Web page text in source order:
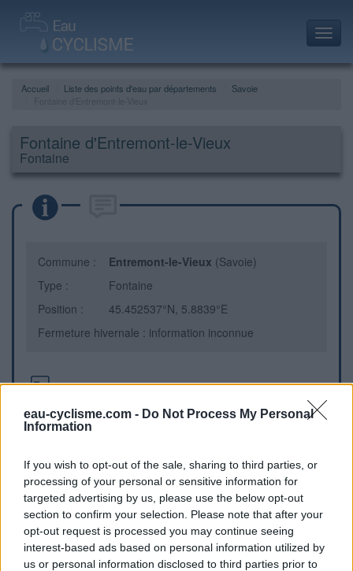
eau-cyclisme.com - Do Not Process My Personal
Information
If you wish to opt-out of the sale, sharing to third parties, or
processing of your personal or sensitive information for
targeted advertising by us, please use the below opt-out
section to confirm your selection. Please note that after your
opt-out request is processed you may continue seeing
interest-based ads based on personal information utilized by
us or personal information disclosed to third parties prior to
Accueil Liste des points d'eau par départements
Savoie
Fontaine d'Entremont-le-Vieux
Fontaine
Commune : Entremont-le-Vieux (Savoie)
Type :
Fontaine
Position :
45.452537°N, 5.8839°E
Fermeture hivernale : information inconnue
Informations complémentaires
Au centre du village, à gauche en montant au Granier
Repères visuels